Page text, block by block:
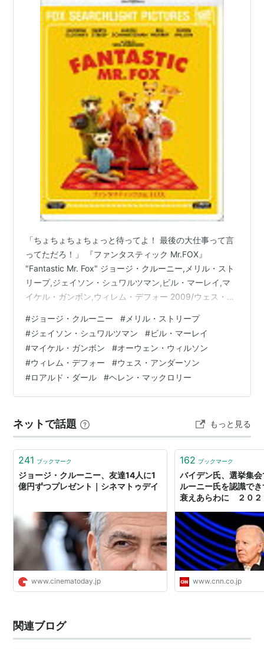
オー・ブラザー!」（2000）ではゴールデン・グロー
ブ男優賞（コメディ、ミュージカル）を受賞。監督、共
同脚本、出演を務めた「グッドナイト＆グッドラック
（2005）ではアカデミー賞監督賞及び脚本賞にノミネ
ート、さらに製作総指揮及び出演を務めた「
アカデミー賞助演男優賞を受賞。
マネーモンスター（2016） 製作、出演
ヘイル、シーザー！（2016） 出演
ビル・マーレイ・クリスマス（2015）＜未＞ 出演
トゥモローランド（2015） 出演
ゼロ・グラビティ（2013） 出演
ファミリー・ツリー （2011） 出演
スーパー・チューズデー 〜正義を売った日〜
（2011） 製作、監督、脚本、出演
ラスト・ターゲット （2010） 出演
ファンタスティック Mr.FOX（2009） 声の出演
インフォーマント！（2009） 製作総指揮
マイレージ、マイライフ（2009） 出演
ヤギと男と男と壁と
（2009） 出演
かけひきは、恋のはじまり
（2008） 監督、出演
バーン・アフター・リーディング（2008） 出演
オーシャンズ13
（2007） 製作総指揮、出演
フィクサー（2007） 製作総指揮、出演
デス・ロード 染血（2007）＜未＞ 製作総指揮
スキャナー・ダークリー
（2006） 製作総指揮
さらば、ベルリン （2006） 出演
シリアナ（2005） 製作総指揮、出演
グッドナイト＆グッドラック（2005） 監督、脚本、
出演
迷い婚 -すべての迷える女性たちへ-（2005） 製作
総指揮
スパイキッズ3-D：ゲームオーバー
「ちょちょちょちょっと待ってよ！ 最後の大仕事って言
ってただろ！」 『ファンタスティック Mr.FOX』
"Fantastic Mr. Fox" ジョージ・クルーニー,メリル・スト
リープ,ジェイソン・シュワルツマン,ビル・マーレイ,マ
イケル・ガンボン,ウィレム・デフォー 2009/ウェス・ア
お話。 www.youtube.com 家族を持ったことで 自由気ま
まな どろぼう稼業を捨て、 新聞記者として 身を立てる
ことを決意した フォックス氏。 まっとうな仕事に就いて
12年が経ち、 いい暮らしを夢見て ひっこしを決意した彼
は 夢のマイホーム…
#ジョージ・クルーニー # メリル・ストリープ
#ジェイソン・シュワルツマン #ビル・マーレイ
#マイケル・ガンボン #オーウェン・ウィルソン
#ウィレム・デフォー #ウェス・アンダーソン
#ロアルド・ダール #ヘレン・マックロリー
ネットで話題 もっと見る
241 ブックマーク
ジョージ・クルーニー、友達14人に1
億円ずつプレゼント｜シネマトゥデイ
www.cinematoday.jp
162 ブックマーク
バイデン氏、選挙集
ルーニー氏を認識で
衰えあらわに ２０２
www.cnn.co.jp
関連ブログ